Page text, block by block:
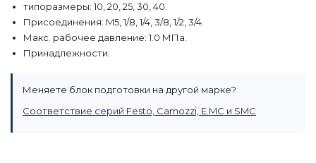
типоразмеры: 10, 20, 25, 30, 40.
Присоединения: M5, 1/8, 1/4, 3/8, 1/2, 3/4.
Макс. рабочее давление: 1.0 МПа.
Принадлежности.
Меняете блок подготовки на другой марке?
Соответствие серий Festo, Camozzi, E.MC и SMC